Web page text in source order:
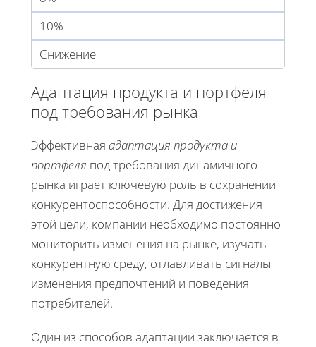
10%
Снижение
Адаптация продукта и портфеля
под требования рынка
Эффективная адаптация продукта и
портфеля под требования динамичного
рынка играет ключевую роль в сохранении
конкурентоспособности. Для достижения
этой цели, компании необходимо постоянно
мониторить изменения на рынке, изучать
конкурентную среду, отлавливать сигналы
изменения предпочтений и поведения
потребителей.
Один из способов адаптации заключается в